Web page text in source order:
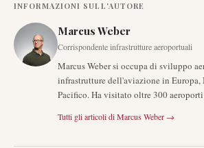
INFORMAZIONI SULL'AUTORE
Marcus Weber
Corrispondente infrastrutture aeroportuali
Marcus Weber si occupa di sviluppo
infrastrutture dell'aviazione in Europa,
Pacifico. Ha visitato oltre 300
Tutti gli articoli diMarcus Weber →